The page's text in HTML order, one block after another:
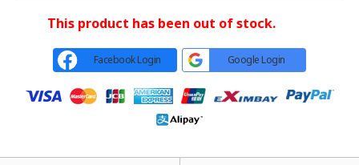
This product has been out of stock.
Facebook Login Google Login